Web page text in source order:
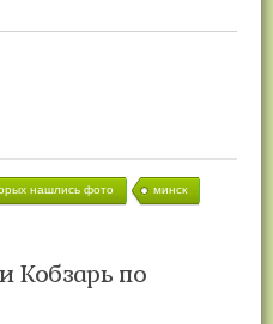
нашлись фото минск
Кобзарь по